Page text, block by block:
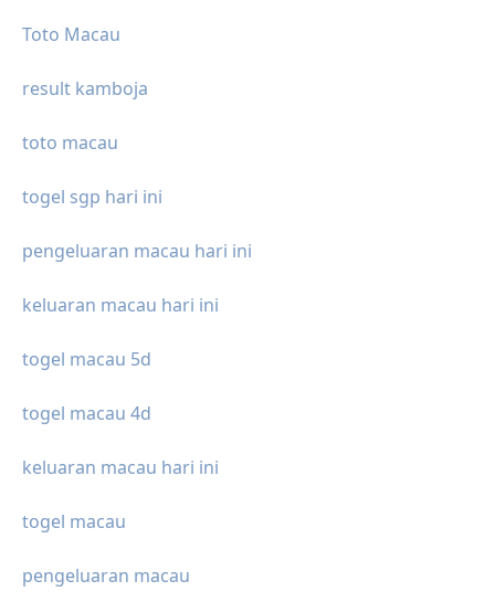
Toto Macau
result kamboja
toto macau
togel sgp hari ini
pengeluaran macau hari ini
keluaran macau hari ini
togel macau 5d
togel macau 4d
keluaran macau hari ini
togel macau
pengeluaran macau